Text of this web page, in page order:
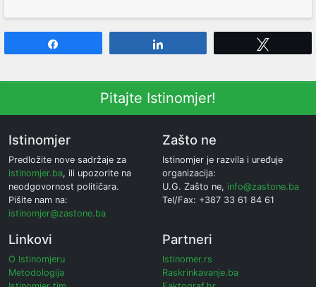
Pitajte Istinomjer!
Istinomjer
Predložite nove sadržaje za
istinomjer.ba, ili upozorite na
neodgovornost političara.
Pišite nam na:
istinomjer@zastone.ba
Zašto ne
Istinomjer je razvila i uređuje
organizacija:
U.G. Zašto ne, info@zastone.ba
Tel/Fax: +387 33 61 84 61
Linkovi
O Istinomjeru
Metodologija
Partneri
Istinomer.rs
Raskrinkavanje.ba